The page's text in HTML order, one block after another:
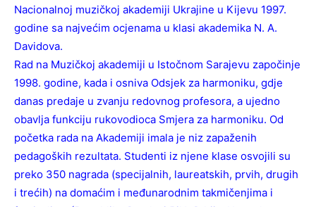
Nacionalnoj muzičkoj akademiji Ukrajine u Kijevu 1997.
godine sa najvećim ocjenama u klasi akademika N. A.
Davidova.
Rad na Muzičkoj akademiji u Istočnom Sarajevu započinje
1998. godine, kada i osniva Odsjek za harmoniku, gdje
danas predaje u zvanju redovnog profesora, a ujedno
obavlja funkciju rukovodioca Smjera za harmoniku. Od
početka rada na Akademiji imala je niz zapaženih
pedagoških rezultata. Studenti iz njene klase osvojili su
preko 350 nagrada (specijalnih, laureatskih, prvih, drugih
i trećih) na domaćim i međunarodnim takmičenjima i